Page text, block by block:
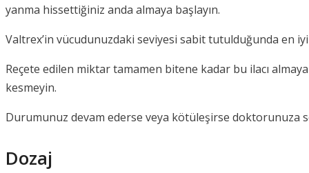
yanma hissettiğiniz anda almaya başlayın.
Valtrex’in vücudunuzdaki seviyesi sabit tutulduğunda en iyi
Reçete edilen miktar tamamen bitene kadar bu ilacı
kesmeyin.
Durumunuz devam ederse veya kötüleşirse doktorunuza
Dozaj